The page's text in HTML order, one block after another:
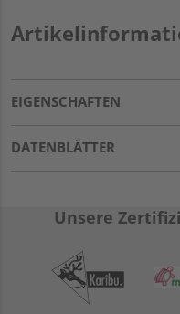
EIGENSCHAFTEN
DATENBLÄTTER
Unsere